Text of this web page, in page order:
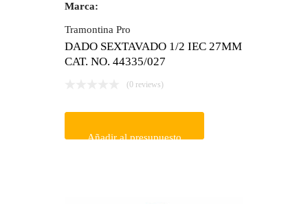
Marca:
Tramontina Pro
DADO SEXTAVADO 1/2 IEC 27MM
CAT. NO. 44335/027
(0 reviews)
Añadir al presupuesto